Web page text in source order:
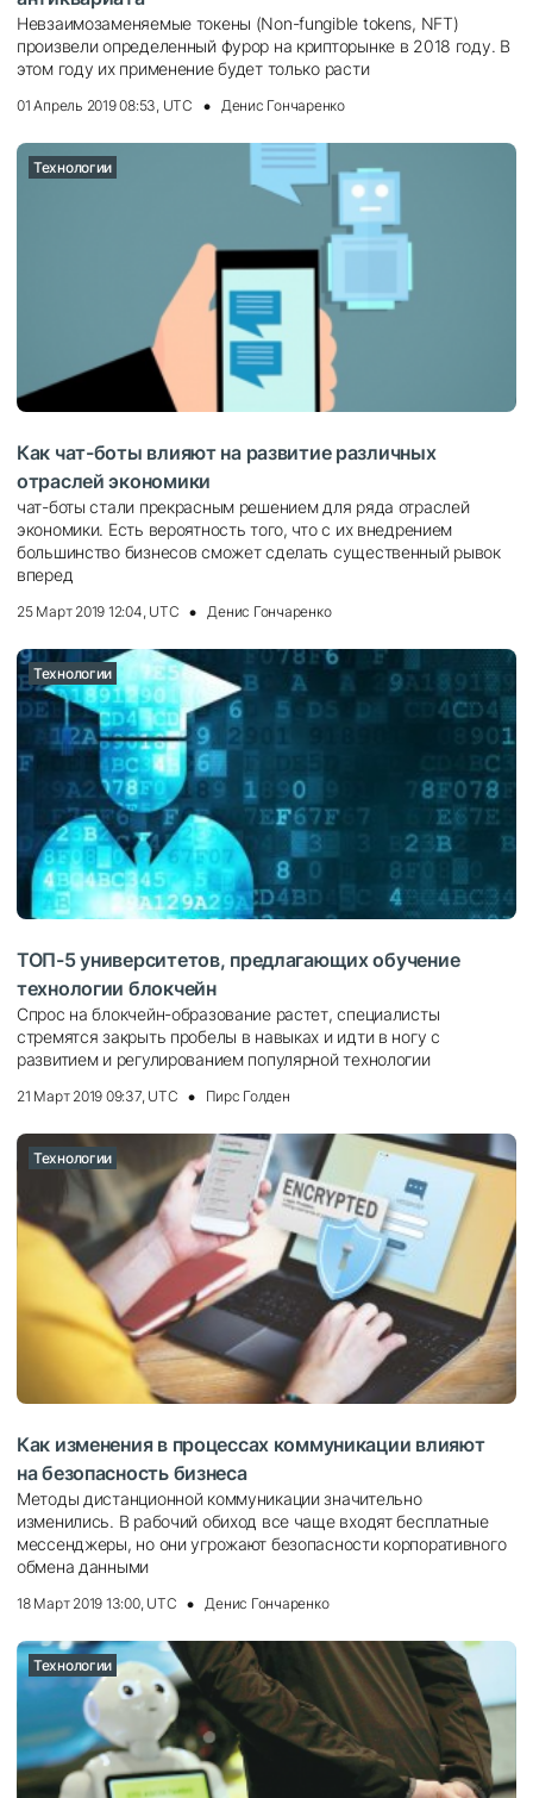
Невзаимозаменяемые токены (Non-fungible tokens, NFT)
произвели определенный фурор на крипторынке в 2018 году. В
этом году их применение будет только расти
01 Апрель 2019 08:53, UTC Денис Гончаренко
Технологии
Как чат-боты влияют на развитие различных
отраслей экономики
чат-боты стали прекрасным решением для ряда отраслей
экономики. Есть вероятность того, что с их внедрением
большинство бизнесов сможет сделать существенный рывок
вперед
25 Март 2019 12:04, UTC Денис Гончаренко
Технологии
ТОП-5 университетов, предлагающих обучение
технологии блокчейн
Спрос на блокчейн-образование растет, специалисты
стремятся закрыть пробелы в навыках и идти в ногу с
развитием и регулированием популярной технологии
21 Март 2019 09:37, UTC Пирс Голден
Технологии
Как изменения в процессах коммуникации влияют
на безопасность бизнеса
Методы дистанционной коммуникации значительно
изменились. В рабочий обиход все чаще входят бесплатные
мессенджеры, но они угрожают безопасности корпоративного
обмена данными
18 Март 2019 13:00, UTC Денис Гончаренко
Технологии